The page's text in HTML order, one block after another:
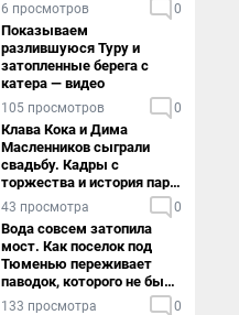
6 просмотров 0
Показываем
разлившуюся Туру и
затопленные берега с
катера — видео
105 просмотров 0
Клава Кока и Дима
Масленников сыграли
свадьбу. Кадры с
торжества и история пары
— в видео
43 просмотра 0
Вода совсем затопила
мост. Как поселок под
Тюменью переживает
паводок, которого не было
в его истории — репортаж
133 просмотра 0